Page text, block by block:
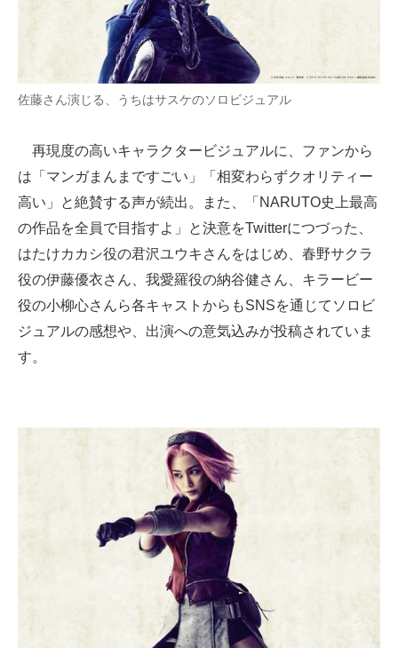
佐藤さん演じる、うちはサスケのソロビジュアル
再現度の高いキャラクタービジュアルに、ファンから
は「マンガまんまですごい」「相変わらずクオリティー
高い」と絶賛する声が続出。また、「NARUTO史上最高
の作品を全員で目指すよ」と決意をTwitterにつづった、
はたけカカシ役の君沢ユウキさんをはじめ、春野サクラ
役の伊藤優衣さん、我愛羅役の納谷健さん、キラービー
役の小柳心さんら各キャストからもSNSを通じてソロビ
ジュアルの感想や、出演への意気込みが投稿されていま
す。